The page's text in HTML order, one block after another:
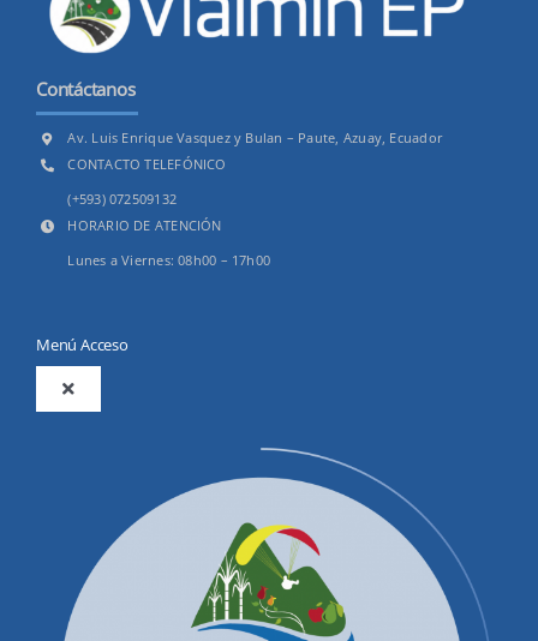
Contáctanos
Av. Luis Enrique Vasquez y Bulan – Paute, Azuay, Ecuador
CONTACTO TELEFÓNICO
(+593) 072509132
HORARIO DE ATENCIÓN
Lunes a Viernes: 08h00 – 17h00
Menú Acceso
Toggle
Productos y Servicios
Convocatorias Precalificación